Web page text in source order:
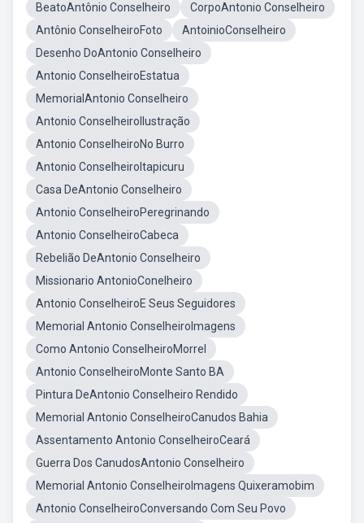
BeatoAntônio Conselheiro
CorpoAntonio Conselheiro
Antônio ConselheiroFoto
AntoinioConselheiro
Desenho DoAntonio Conselheiro
Antonio ConselheiroEstatua
MemorialAntonio Conselheiro
Antonio ConselheiroIlustração
Antonio ConselheiroNo Burro
Antonio ConselheiroItapicuru
Casa DeAntonio Conselheiro
Antonio ConselheiroPeregrinando
Antonio ConselheiroCabeca
Rebelião DeAntonio Conselheiro
Missionario AntonioConelheiro
Antonio ConselheiroE Seus Seguidores
Memorial Antonio ConselheiroImagens
Como Antonio ConselheiroMorrel
Antonio ConselheiroMonte Santo BA
Pintura DeAntonio Conselheiro Rendido
Memorial Antonio ConselheiroCanudos Bahia
Assentamento Antonio ConselheiroCeará
Guerra Dos CanudosAntonio Conselheiro
Memorial Antonio ConselheiroImagens Quixeramobim
Antonio ConselheiroConversando Com Seu Povo